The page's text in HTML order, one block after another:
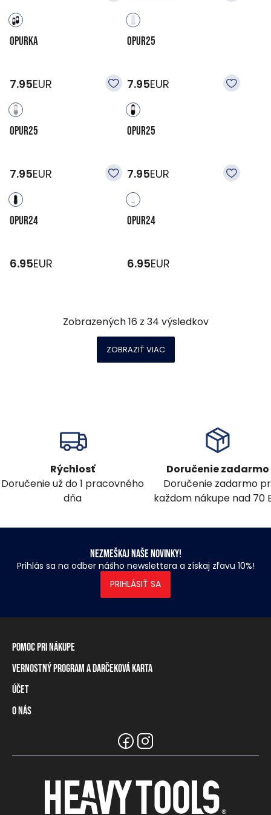
OPURKA
7.95EUR
OPUR25
7.95EUR
OPUR25
7.95EUR
OPUR25
7.95EUR
OPUR24
6.95EUR
OPUR24
6.95EUR
Zobrazených16 z 34 výsledkov
ZOBRAZIŤ VIAC
Rýchlosť
Doručenie už do 1 pracovného
dňa
Doručenie zadarmo
Doručenie zadarmo
každom nákupe nad 70
Nezmeškaj naše novinky!
Prihlás sa na odber nášho newslettera a získaj zľavu 10%!
PRIHLÁSIŤ SA
Pomoc pri nákupe
Informácie o doručení
Spôsoby platby
Tabuľka rozmerov
Naše predajne a distribútori
Vernostný program a darčeková karta
Vernostný program
Darčeková karta
Účet
Prihlásenie / registrácia
O nás
Informácie pre predajcov